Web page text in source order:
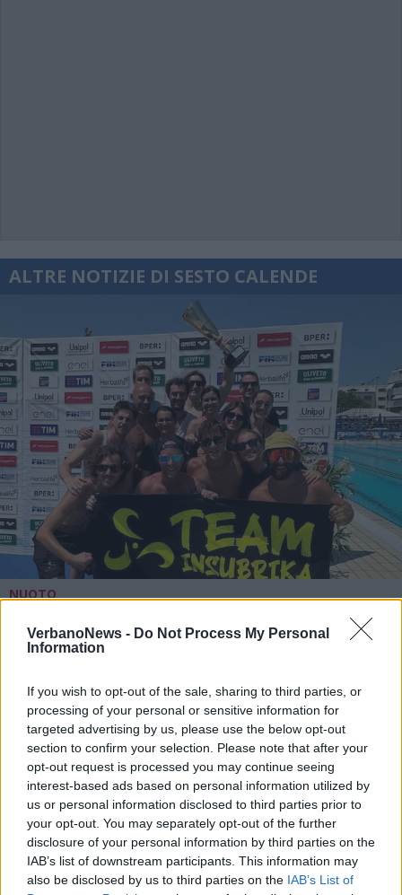
VerbanoNews - Do Not Process My Personal
Information
If you wish to opt-out of the sale, sharing to third parties, or
processing of your personal or sensitive information for
targeted advertising by us, please use the below opt-out
section to confirm your selection. Please note that after your
opt-out request is processed you may continue seeing
interest-based ads based on personal information utilized by
us or personal information disclosed to third parties prior to
your opt-out. You may separately opt-out of the further
disclosure of your personal information by third parties on the
IAB’s list of downstream participants. This information may
also be disclosed by us to third parties on the IAB’s List of
ALTRE NOTIZIE DI SESTO CALENDE
NUOTO
Team Insubrika, storico terzo posto
ai campionati italiani Master di
Riccione